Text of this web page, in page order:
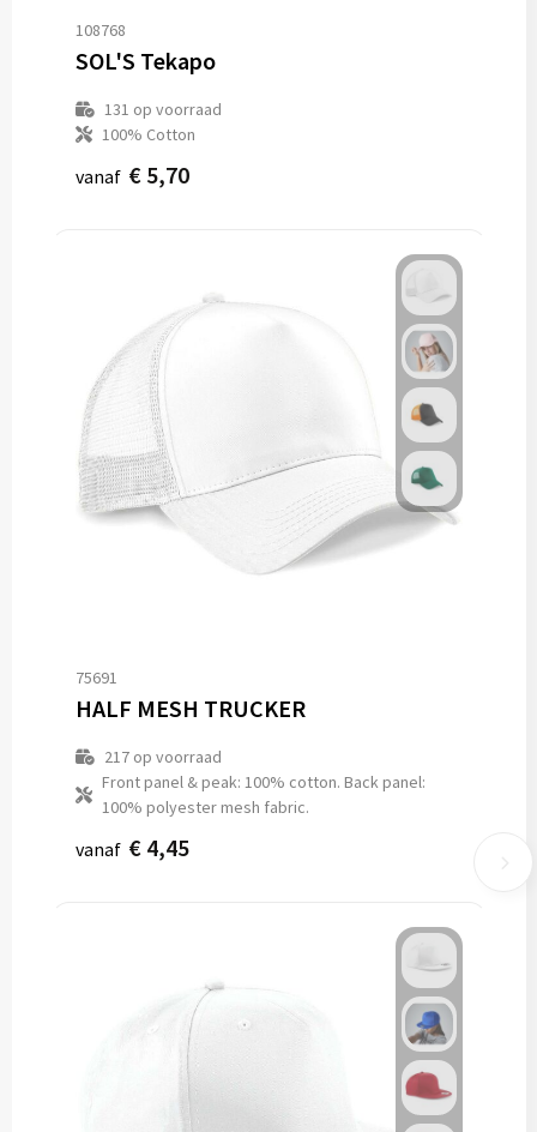
108768
SOL'S Tekapo
131 op voorraad
100% Cotton
vanaf € 5,70
75691
HALF MESH TRUCKER
217op voorraad
Front panel & peak: 100% cotton. Back panel:
100% polyester mesh fabric.
vanaf € 4,45